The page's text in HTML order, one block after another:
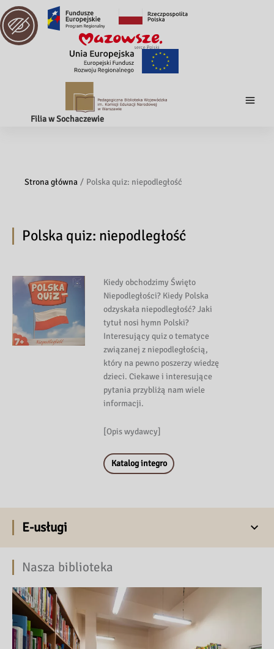
Filia w Sochaczewie
Strona główna Polska quiz: niepodległość
Polska quiz: niepodległość
Kiedy obchodzimy Święto
Niepodległości? Kiedy Polska
odzyskała niepodległość? Jaki
tytuł nosi hymn Polski?
Interesujący quiz o tematyce
związanej z niepodległością,
który na pewno poszerzy wiedzę
dzieci. Ciekawe i interesujące
pytania przybliżą nam wiele
informacji.
[Opis wydawcy]
Katalog integro
E-usługi
Nasza biblioteka